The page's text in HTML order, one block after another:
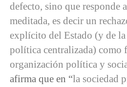
defecto, sino que responde
meditada, es decir un
explícito del Estado (y de
política centralizada) como
organización política y
afirma que en “la sociedad